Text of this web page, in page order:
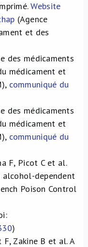
Website
(Agence
et des
des médicaments
médicament et
communiqué du
des médicaments
médicament et
communiqué du
F, Picot C et al.
dependent
Poison Control
)
F, Zakine B et al. A